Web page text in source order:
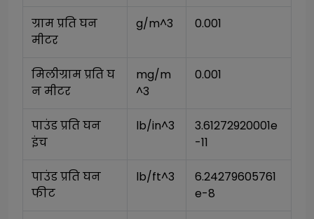
ग्राम प्रति घन
मीटर
g/m^3 0.001
मिलीग्राम प्रति घ
न मीटर
mg/m
^3
0.001
पाउंड प्रति घन
इंच
lb/in^3
3.61272920001e
-11
पाउंड प्रति घन
फीट
lb/ft^3
6.24279605761
e-8